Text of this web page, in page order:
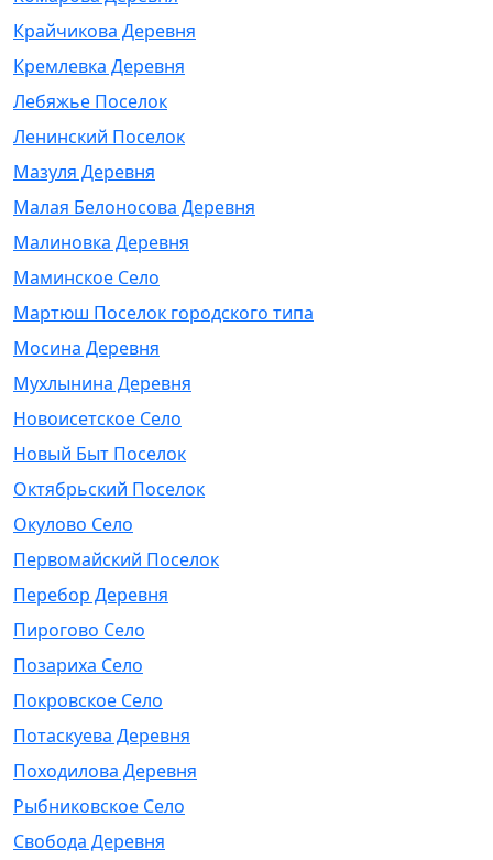
Крайчикова Деревня
Кремлевка Деревня
Лебяжье Поселок
Ленинский Поселок
Мазуля Деревня
Малая Белоносова Деревня
Малиновка Деревня
Маминское Село
Мартюш Поселок городского типа
Мосина Деревня
Мухлынина Деревня
Новоисетское Село
Новый Быт Поселок
Октябрьский Поселок
Окулово Село
Первомайский Поселок
Перебор Деревня
Пирогово Село
Позариха Село
Покровское Село
Потаскуева Деревня
Походилова Деревня
Рыбниковское Село
Свобода Деревня